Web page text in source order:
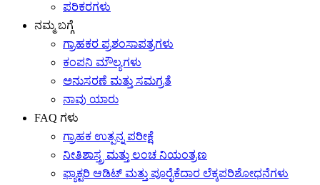
ಪರಿಕರಗಳು
ನಮ್ಮ ಬಗ್ಗೆ
ಗ್ರಾಹಕರ ಪ್ರಶಂಸಾಪತ್ರಗಳು
ಕಂಪನಿ ಮೌಲ್ಯಗಳು
ಅನುಸರಣೆ ಮತ್ತು ಸಮಗ್ರತೆ
ನಾವು ಯಾರು
FAQ ಗಳು
ಗ್ರಾಹಕ ಉತ್ಪನ್ನ ಪರೀಕ್ಷೆ
ನೀತಿಶಾಸ್ತ್ರ ಮತ್ತು ಲಂಚ ನಿಯಂತ್ರಣ
ಫ್ಯಾಕ್ಟರಿ ಆಡಿಟ್ ಮತ್ತು ಪೂರೈಕೆದಾರ ಲೆಕ್ಕಪರಿಶೋಧನೆಗಳು